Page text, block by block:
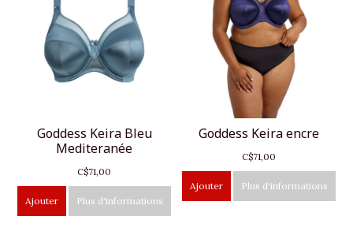
Goddess Keira Bleu
Mediteranée
C$71,00
Ajouter Plus d'informations
Goddess Keira encre
C$71,00
Ajouter Plus d'informations